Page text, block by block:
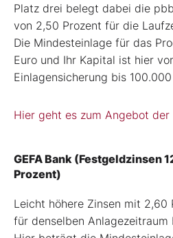
Platz drei belegt dabei die
von 2,50 Prozent für die
Die Mindesteinlage für das
Euro und Ihr Kapital ist hier
Einlagensicherung bis
Hier geht es zum Angebot der
GEFA Bank (Festgeldzinsen
Prozent)
Leicht höhere Zinsen mit 2,60
für denselben Anlagezeitraum